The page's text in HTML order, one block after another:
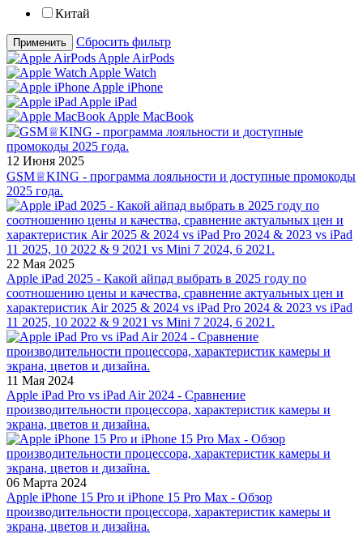
Китай
Применить
Сбросить фильтр
Apple AirPods
Apple Watch
Apple iPhone
Apple iPad
Apple MacBook
12 Июня 2025
GSM♕KING - программа лояльности и доступные промокоды
2025 года.
22 Мая 2025
Apple iPad 2025 - Какой айпад выбрать в 2025 году по
соотношению цены и качества, сравнение актуальных цен и
характеристик Air 2025 & 2024 vs iPad Pro 2024 & 2023 vs iPad
11 2025, 10 2022 & 9 2021 vs Mini 7 2024, 6 2021.
11 Мая 2024
Apple iPad Pro vs iPad Air 2024 - Сравнение
производительности процессора, характеристик камеры и
экрана, цветов и дизайна.
06 Марта 2024
Apple iPhone 15 Pro и iPhone 15 Pro Max - Обзор
производительности процессора, характеристик камеры и
экрана, цветов и дизайна.